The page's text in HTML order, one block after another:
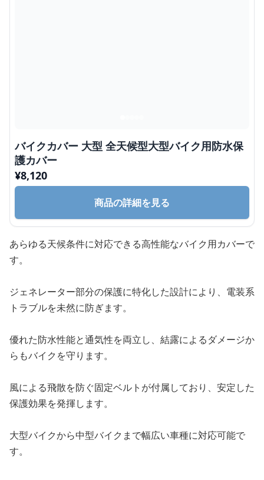
バイクカバー 大型 全天候型大型バイク用防水保
護カバー
¥8,120
商品の詳細を見る
あらゆる天候条件に対応できる高性能なバイク用カバーで
す。
ジェネレーター部分の保護に特化した設計により、電装系
トラブルを未然に防ぎます。
優れた防水性能と通気性を両立し、結露によるダメージか
らもバイクを守ります。
風による飛散を防ぐ固定ベルトが付属しており、安定した
保護効果を発揮します。
大型バイクから中型バイクまで幅広い車種に対応可能で
す。